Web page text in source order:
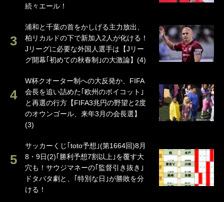
続々エール！
浦和と千葉の首をかしげる主力放出、
柏リカルドの下で新加入2人が化ける！
Jリーグに必要な外国人選手は【Jリー
グ開幕｢初めての秋春制｣の大激論】(4)
W杯クオーター制への大反発か、FIFA
会長を追い詰めた｢欧州のボイコット｣
と再選の行方【FIFA3兆円の野望と2度
のオウンゴール、来年3月の会長選】
(3)
サッカーくじ｢toto予想｣(第1664回)8月
8・9日(2)｢勝利予想7割以上｣を覆す大
穴も！サウジマネーの｢監督引き抜き｣
ドタバタ劇と、｢特別な日｣が勝敗を分
ける！